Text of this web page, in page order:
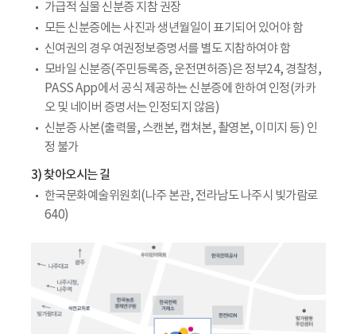
가급적 실물 신분증 지참 권장
모든 신분증에는 사진과 생년월일이 표기되어 있어야 함
신여권의 경우 여권정보증명서를 별도 지참하여야 함
모바일 신분증(주민등록증, 운전면허증)은 정부24, 경찰청,
PASS App에서 공식 제공하는 신분증에 한하여 인정(카카
오 및 네이버 증명서는 인정되지 않음)
신분증 사본(출력물, 스캔본, 캡쳐본, 촬영본, 이미지 등) 인
정 불가
3) 찾아오시는 길
한국문화예술위원회(나주 본관, 전라남도 나주시 빛가람로
640)